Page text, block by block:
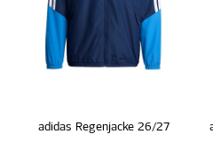
adidas Regenjacke 26/27